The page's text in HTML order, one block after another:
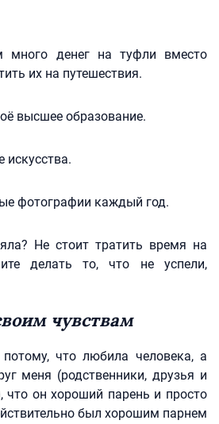
много денег на туфли вместо
их на путешествия.
высшее образование.
искусства.
фотографии каждый год.
Не стоит тратить время на
делать то, что не успели,
чувствам
что любила человека, а
меня (родственники, друзья и
что он хороший парень и просто
был хорошим парнем